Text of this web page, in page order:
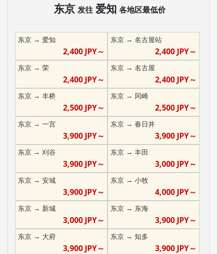
东京 发往 爱知 各地区最低价
东京 → 爱知
2,400JPY～
东京→ 名古屋站
2,400 JPY～
东京 → 荣
2,400JPY～
东京→ 名古屋
2,400 JPY～
东京 → 丰桥
2,500JPY～
东京→ 冈崎
2,500 JPY～
东京 → 一宫
3,900JPY～
东京→ 春日井
3,900 JPY～
东京 → 刈谷
3,900JPY～
东京→ 丰田
3,000 JPY～
东京 → 安城
3,900JPY～
东京→ 小牧
4,000 JPY～
东京 → 新城
3,000JPY～
东京→ 东海
3,900 JPY～
东京 → 大府
3,900JPY～
东京→ 知多
3,900 JPY～